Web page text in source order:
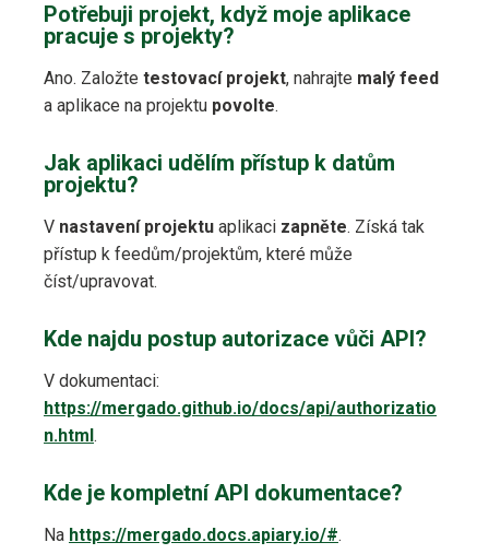
Potřebuji projekt, když moje aplikace
pracuje s projekty?
Ano. Založte testovací projekt, nahrajte malý feed
a aplikace na projektu povolte.
Jak aplikaci udělím přístup k datům
projektu?
V nastavení projektu aplikaci zapněte. Získá tak
přístup k feedům/projektům, které může
číst/upravovat.
Kde najdu postup autorizace vůči API?
V dokumentaci:
https://mergado.github.io/docs/api/authorizatio
n.html .
Kde je kompletní API dokumentace?
Na https://mergado.docs.apiary.io/#.